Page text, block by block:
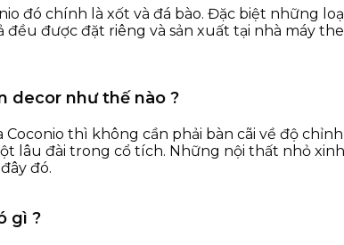
đó chính là xốt và đá bào. Đặc biệt những
được đặt riêng và sản xuất tại nhà máy
decor như thế nào ?
thì không cần phải bàn cãi về độ
lâu đài trong cổ tích. Những nội thất nhỏ
đó.
gì ?